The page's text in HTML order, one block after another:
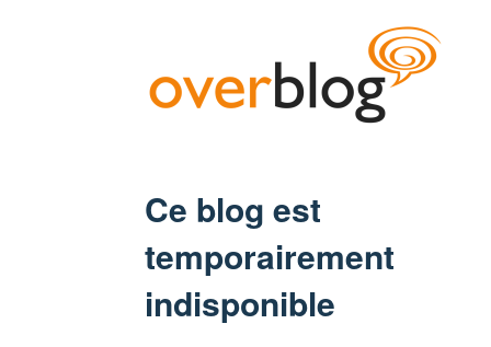
Ce blog est
temporairement
indisponible